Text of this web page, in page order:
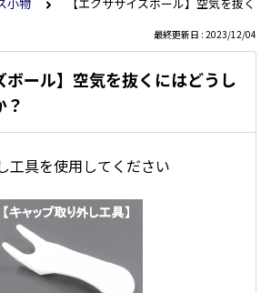
最終更新日 : 2023/12/04
ボール】空気を抜くにはどうし
？
工具を使用してください